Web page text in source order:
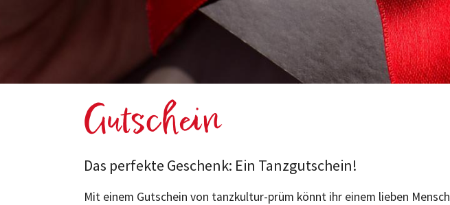
Gutschein
Das perfekte Geschenk: Ein Tanzgutschein!
Mit einem Gutschein von tanzkultur-prüm könnt ihr einem lieben